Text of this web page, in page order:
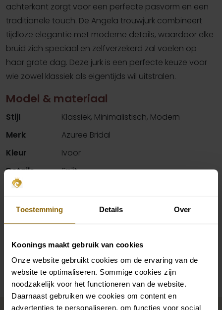
Toestemming Details Over
Koonings maakt gebruik van cookies
Onze website gebruikt cookies om de ervaring van de
website te optimaliseren. Sommige cookies zijn
noodzakelijk voor het functioneren van de website.
Daarnaast gebruiken we cookies om content en
advertenties te personaliseren, om functies voor social
achterkant zorgt voor een perfecte pasvorm en een
traditionele touch. De Angela trouwjurk combineert
tijdloze elegantie met moderne details, waardoor elke
bruid zich speciaal en zelfverzekerd zal voelen op
haar grote dag. Deze jurk is een perfecte keuze voor
wie zowel klassiek als eigentijds wil uitstralen.
Model & materiaal
Stijl
Klassiek, Minimalistisch, Modern
Merk
Azuree Bridal
Kleur
Ivoor
Details
Split
Hals
Silhouet
A-Lijn
Mouwen
Afneembare mouwen
Beschikbaarheid per winkel